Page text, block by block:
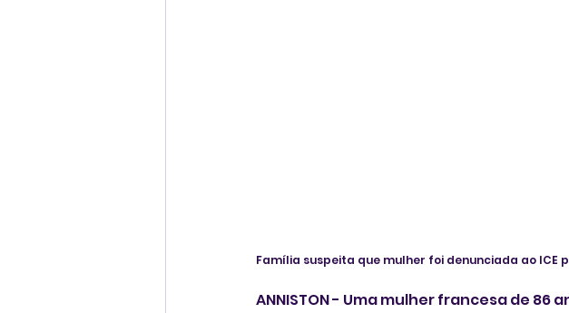
Família suspeita que mulher foi denunciada ao
ANNISTON - Uma mulher francesa de 86